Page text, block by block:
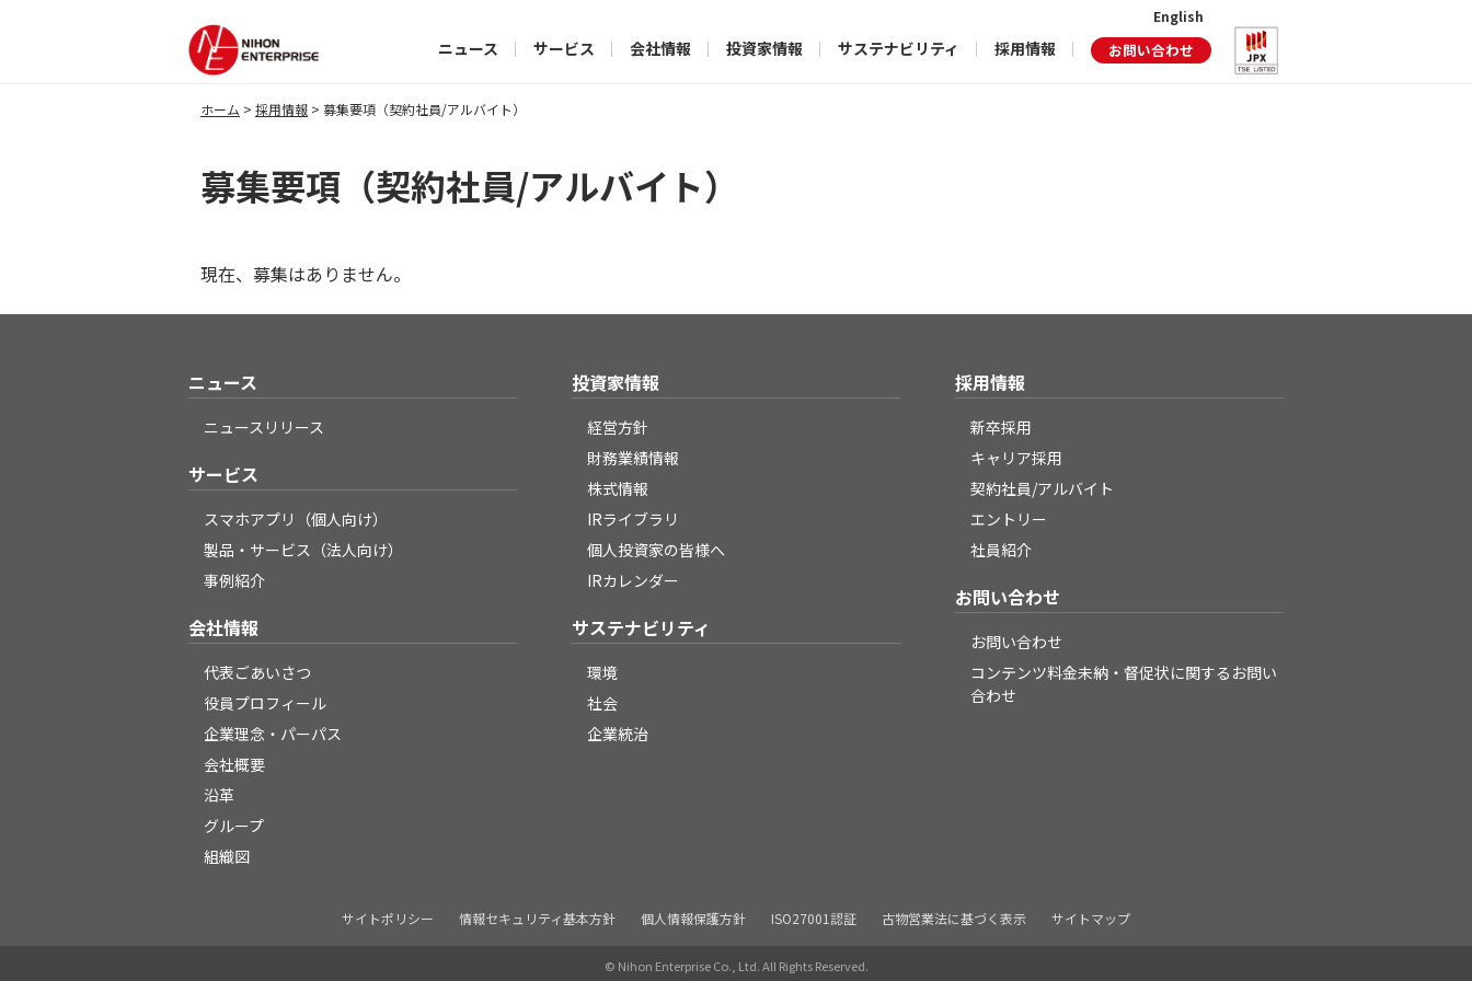
ニュース サービス 会社情報 投資家情報 サステナビリティ 採用情報 お問い合わせ
English
ホーム 採用情報 募集要項（契約社員/アルバイト）
募集要項（契約社員/アルバイト）
現在、募集はありません。
ニュース
ニュースリリース
サービス
スマホアプリ（個人向け）
製品・サービス（法人向け）
事例紹介
会社情報
代表ごあいさつ
役員プロフィール
企業理念・パーパス
会社概要
沿革
グループ
組織図
投資家情報
経営方針
財務業績情報
株式情報
IRライブラリ
個人投資家の皆様へ
IRカレンダー
サステナビリティ
環境
社会
企業統治
採用情報
新卒採用
キャリア採用
契約社員/アルバイト
エントリー
社員紹介
お問い合わせ
お問い合わせ
コンテンツ料金未納・督促状に関するお問い
合わせ
サイトポリシー 情報セキュリティ基本方針 個人情報保護方針 ISO27001認証 古物営業法に基づく表示 サイトマップ
© Nihon Enterprise Co., Ltd. All Rights Reserved.